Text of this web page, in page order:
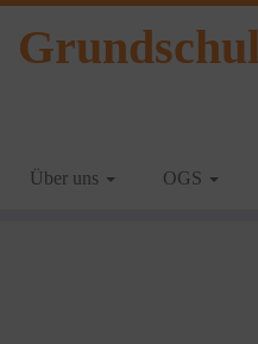
Über uns OGS